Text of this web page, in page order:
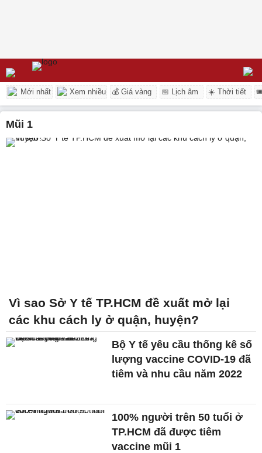
Mới nhất Xem nhiều 💰 Giá vàng 📅 Lịch âm ☀️ Thời tiết
mũi 1
Vì sao Sở Y tế TP.HCM đề xuất mở lại
các khu cách ly ở quận, huyện?
Bộ Y tế yêu cầu thống kê số
lượng vaccine COVID-19 đã
tiêm và nhu cầu năm 2022
100% người trên 50 tuổi ở
TP.HCM đã được tiêm
vaccine mũi 1